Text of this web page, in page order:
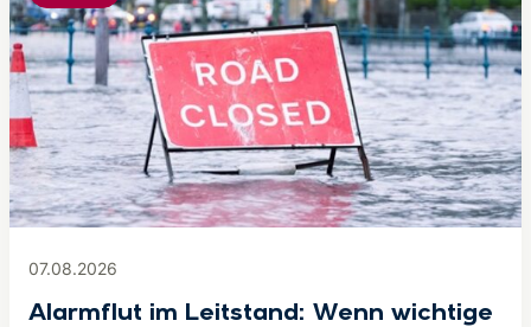
07.08.2026
Alarmflut im Leitstand: Wenn wichtige